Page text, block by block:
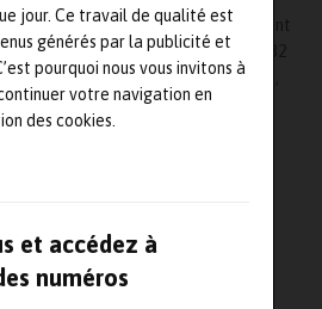
jour. Ce travail de qualité est
générés par la publicité et
pourquoi nous vous invitons à
votre navigation en
des cookies.
et accédez à
numéros
en Amérique du nord et en EMEA sont
une croissance de 191 % et 132
aux filiales asiatiques de Creaform,
de ventes les plus élevés et sont
de 25 % sur douze mois.
et-tests.com